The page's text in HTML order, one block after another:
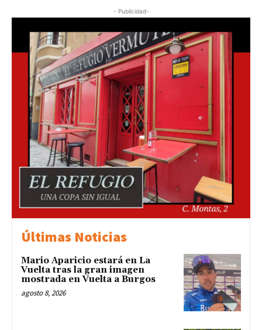
- Publicidad-
Últimas Noticias
Mario Aparicio estará en La
Vuelta tras la gran imagen
mostrada en Vuelta a Burgos
agosto 8, 2026